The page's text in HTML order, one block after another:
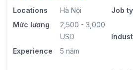
Locations
Hà Nội
Mức lương
2,500 - 3,000
USD
Experience
5 năm
Job